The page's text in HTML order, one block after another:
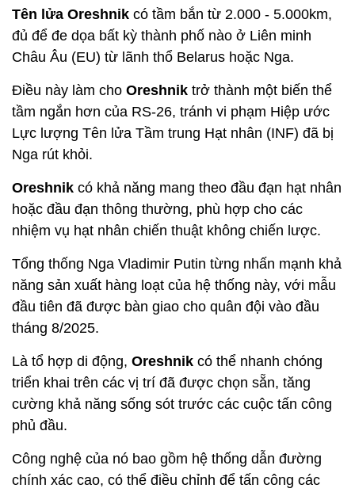
Tên lửa Oreshnik có tầm bắn từ 2.000 - 5.000km,
đủ để đe dọa bất kỳ thành phố nào ở Liên minh
Châu Âu (EU) từ lãnh thổ Belarus hoặc Nga.
Điều này làm cho Oreshnik trở thành một biến thể
tầm ngắn hơn của RS-26, tránh vi phạm Hiệp ước
Lực lượng Tên lửa Tầm trung Hạt nhân (INF) đã bị
Nga rút khỏi.
Oreshnik có khả năng mang theo đầu đạn hạt nhân
hoặc đầu đạn thông thường, phù hợp cho các
nhiệm vụ hạt nhân chiến thuật không chiến lược.
Tổng thống Nga Vladimir Putin từng nhấn mạnh khả
năng sản xuất hàng loạt của hệ thống này, với mẫu
đầu tiên đã được bàn giao cho quân đội vào đầu
tháng 8/2025.
Là tổ hợp di động, Oreshnik có thể nhanh chóng
triển khai trên các vị trí đã được chọn sẵn, tăng
cường khả năng sống sót trước các cuộc tấn công
phủ đầu.
Công nghệ của nó bao gồm hệ thống dẫn đường
chính xác cao, có thể điều chỉnh để tấn công các